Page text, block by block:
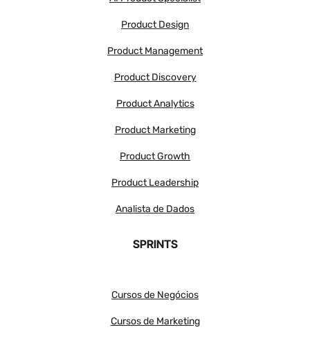
Product Design
Product Management
Product Discovery
Product Analytics
Product Marketing
Product Growth
Product Leadership
Analista de Dados
SPRINTS
Cursos de Negócios
Cursos de Marketing